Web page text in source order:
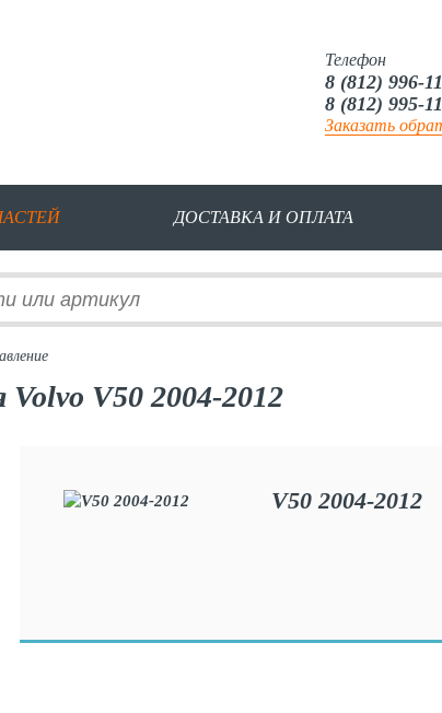
Телефон
8 (812) 996-
8 (812) 995-
Заказать
ДОСТАВКА И ОПЛАТА
Volvo V50 2004-2012
V50 2004-2012